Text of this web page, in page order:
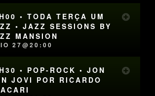
• TODA TERÇA UM
• JAZZ SESSIONS BY
MANSION
27@20:00
• POP-ROCK • JON
JOVI POR RICARDO